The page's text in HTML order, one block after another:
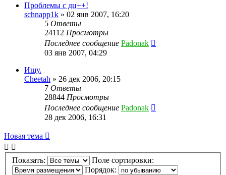
Проблемы с дц++!
schnapp1k » 02 янв 2007, 16:20
5 Ответы
24112 Просмотры
Последнее сообщение Padonak
03 янв 2007, 04:29
Ищу.
Cheetah » 26 дек 2006, 20:15
7 Ответы
28844 Просмотры
Последнее сообщение Padonak
28 дек 2006, 16:31
Новая тема
Показать:
Поле сортировки:
Порядок: